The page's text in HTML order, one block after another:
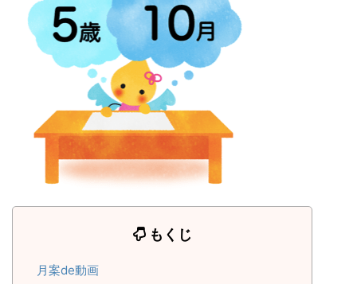
もくじ
月案de動画